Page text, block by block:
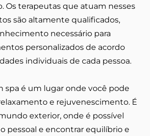
Os terapeutas que atuam nesses
são altamente qualificados,
necessário para
personalizados de acordo
individuais de cada pessoa.
spa é um lugar onde você pode
e rejuvenescimento. É
exterior, onde é possível
pessoal e encontrar equilíbrio e